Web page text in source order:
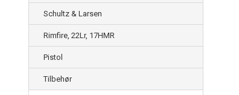
Schultz & Larsen
Rimfire, 22Lr, 17HMR
Pistol
Tilbehør